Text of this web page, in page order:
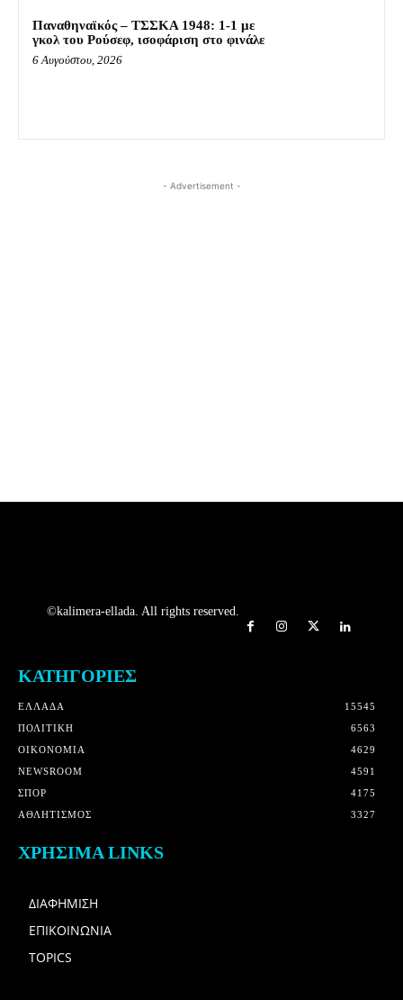
Παναθηναϊκός – ΤΣΣΚΑ 1948: 1-1 με
γκολ του Ρούσεφ, ισοφάριση στο φινάλε
6 Αυγούστου, 2026
- Advertisement -
©kalimera-ellada. All rights reserved.
ΚΑΤΗΓΟΡΙΕΣ
ΕΛΛΑΔΑ
15545
ΠΟΛΙΤΙΚΗ
6563
OIKONOMIA
4629
NEWSROOM
4591
ΣΠΟΡ
4175
ΑΘΛΗΤΙΣΜΟΣ
3327
ΧΡΗΣΙΜΑ LINKS
ΔΙΑΦΗΜΙΣΗ
ΕΠΙΚΟΙΝΩΝΙΑ
TOPICS